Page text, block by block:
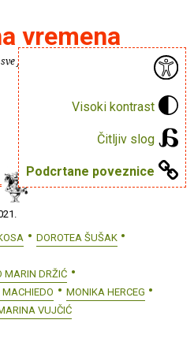
Visoki kontrast
Čitljiv slog
Podcrtane poveznice
vremena
je puno knjiga.
DOROTEA ŠUŠAK
MARIN DRŽIĆ
MONIKA HERCEG
VUJČIĆ